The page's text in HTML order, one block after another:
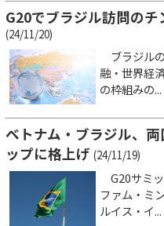
G20でブラジル訪問の
(24/11/20)
ブラジル
融・世界経
の枠組みの...
ベトナム・ブラジル、
ップに格上げ (24/11/19)
G20サミ
ファム・ミ
ルイス・イ...